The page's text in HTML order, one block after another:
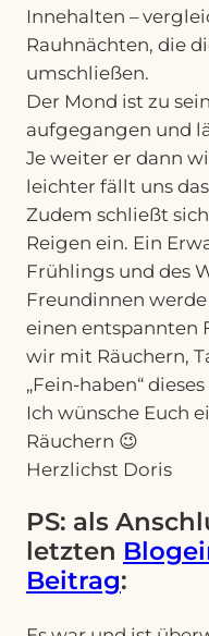
Innehalten –
Rauhnächten, die
umschließen.
Der Mond ist zu
aufgegangen und
Je weiter er dann
leichter fällt uns
Zudem schließt sich
Reigen ein. Ein
Frühlings und des
Freundinnen
einen entspannten
wir mit Räuchern,
„Fein-haben“
Ich wünsche Euch
Räuchern 😉
Herzlichst Doris
PS: als
letzten
Beitrag: